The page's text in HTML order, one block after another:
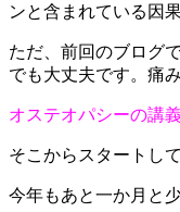
ンと含まれている因
ただ、前回のブログ
でも大丈夫です。痛
オステオパシーの講
そこからスタートし
今年もあと一か月と